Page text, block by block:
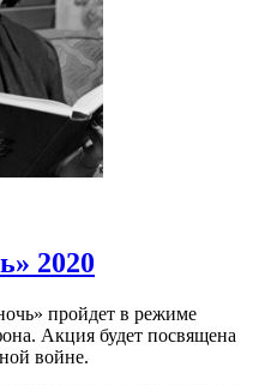
2020
пройдет в режиме
Акция будет посвящена
войне.